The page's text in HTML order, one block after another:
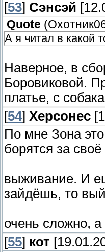
[53] Сэнсэй
Quote (
А я читал в какой
Наверное, в
Боровиковой.
платье, с
[54] Херсонес
По мне Зона
борятся за своё
выживание. И
зайдёшь, то
очень сложно,
[55] кот